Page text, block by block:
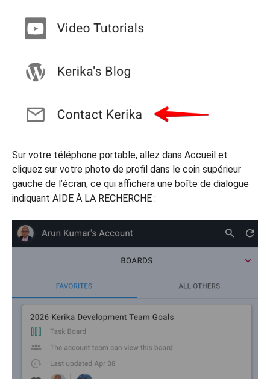
Sur votre téléphone portable, allez dans Accueil et
cliquez sur votre photo de profil dans le coin supérieur
gauche de l’écran, ce qui affichera une boîte de dialogue
indiquant AIDE À LA RECHERCHE :